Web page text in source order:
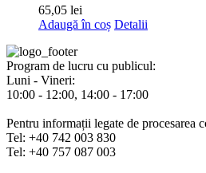
65,05 lei
Adaugă în coș Detalii
Program de lucru cu publicul:
Luni - Vineri:
10:00 - 12:00, 14:00 - 17:00
Pentru informații legate de procesarea
Tel: +40 742 003 830
Tel: +40 757 087 003